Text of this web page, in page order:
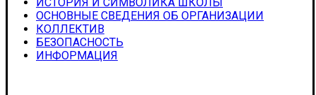
ОСНОВНЫЕ СВЕДЕНИЯ ОБ ОРГАНИЗАЦИИ
КОЛЛЕКТИВ
БЕЗОПАСНОСТЬ
ИНФОРМАЦИЯ